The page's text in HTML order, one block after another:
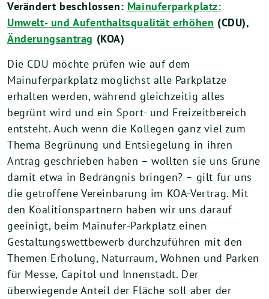
Verändert beschlossen: Mainuferparkplatz:
Umwelt- und Aufenthaltsqualität erhöhen (CDU),
Änderungsantrag (KOA)
Die CDU möchte prüfen wie auf dem
Mainuferparkplatz möglichst alle Parkplätze
erhalten werden, während gleichzeitig alles
begrünt wird und ein Sport- und Freizeitbereich
entsteht. Auch wenn die Kollegen ganz viel zum
Thema Begrünung und Entsiegelung in ihren
Antrag geschrieben haben – wollten sie uns Grüne
damit etwa in Bedrängnis bringen? – gilt für uns
die getroffene Vereinbarung im KOA-Vertrag. Mit
den Koalitionspartnern haben wir uns darauf
geeinigt, beim Mainufer-Parkplatz einen
Gestaltungswettbewerb durchzuführen mit den
Themen Erholung, Naturraum, Wohnen und Parken
für Messe, Capitol und Innenstadt. Der
überwiegende Anteil der Fläche soll aber der